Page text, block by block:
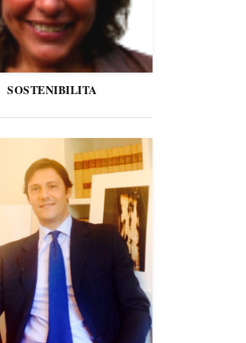
SOSTENIBILITA